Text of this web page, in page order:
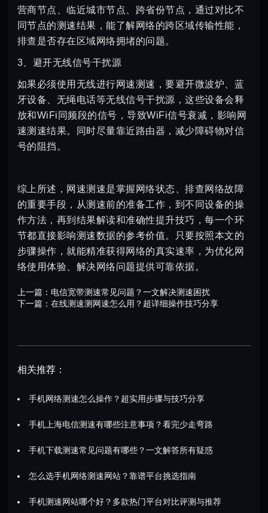
营商节点、临近城市节点、跨省份节点，通过对比不
同节点的测速结果，能了解网络的跨区域传输性能，
排查是否存在区域网络拥堵的问题。
3、避开无线信号干扰源
如果必须使用无线进行网速测速，要避开微波炉、蓝
牙设备、无绳电话等无线信号干扰源，这些设备会释
放和WiFi同频段的信号，导致WiFi信号衰减，影响网
速测速结果。同时尽量靠近路由器，减少障碍物对信
号的阻挡。
综上所述，网速测速是掌握网络状态、排查网络故障
的重要手段，从测速前的准备工作，到不同设备的操
作方法，再到结果解读和准确性提升技巧，每一个环
节都直接影响测速数据的参考价值。只要按照本文的
步骤操作，就能精准获得网络的真实速率，为优化网
络使用体验、解决网络问题提供可靠依据。
上一篇： 电信宽带测速常见问题？一文解决测速困扰
下一篇： 在线测速测网速怎么用？超详细操作技巧分享
相关推荐：
手机网络测速怎么操作？超实用步骤与技巧分享
手机上海电信测速有哪些注意事项？看完少走弯路
手机下载测速常见问题有哪些？一文解答所有疑惑
怎么选手机网络测速网站？靠谱平台挑选指南
手机测速网站哪个好？多款热门平台对比评测与推荐